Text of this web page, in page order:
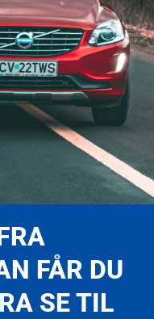
FÅR DU
SE TIL